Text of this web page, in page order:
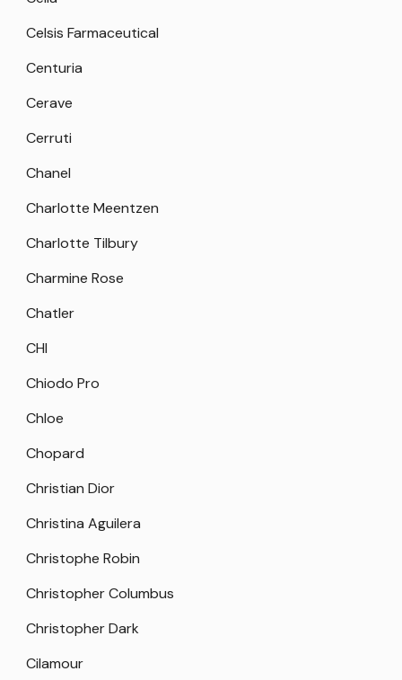
Celsis Farmaceutical
Centuria
Cerave
Cerruti
Chanel
Charlotte Meentzen
Charlotte Tilbury
Charmine Rose
Chatler
CHI
Chiodo Pro
Chloe
Chopard
Christian Dior
Christina Aguilera
Christophe Robin
Christopher Columbus
Christopher Dark
Cilamour